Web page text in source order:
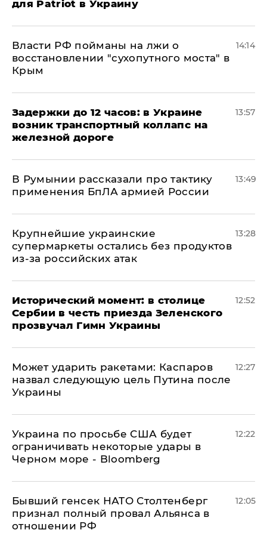
для Patriot в Украину
Власти РФ пойманы на лжи о
восстановлении "сухопутного моста" в
Крым
14:14
Задержки до 12 часов: в Украине
возник транспортный коллапс на
железной дороге
13:57
В Румынии рассказали про тактику
применения БпЛА армией России
13:49
Крупнейшие украинские
супермаркеты остались без продуктов
из-за российских атак
13:28
Исторический момент: в столице
Сербии в честь приезда Зеленского
прозвучал Гимн Украины
12:52
Может ударить ракетами: Каспаров
назвал следующую цель Путина после
Украины
12:27
Украина по просьбе США будет
ограничивать некоторые удары в
Черном море - Bloomberg
12:22
Бывший генсек НАТО Столтенберг
признал полный провал Альянса в
отношении РФ
12:05